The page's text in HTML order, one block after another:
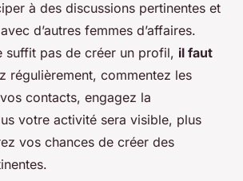
à des discussions pertinentes et
d’autres femmes d’affaires.
suffit pas de créer un profil, il faut
régulièrement, commentez les
contacts, engagez la
votre activité sera visible, plus
vos chances de créer des